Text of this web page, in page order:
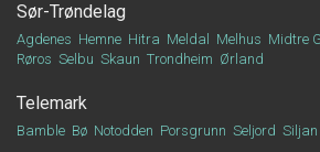
Sør-Trøndelag
Agdenes Hemne Hitra Meldal Melhus Midtre
Røros Selbu Skaun Trondheim Ørland
Telemark
Bamble Bø Notodden Porsgrunn Seljord Siljan